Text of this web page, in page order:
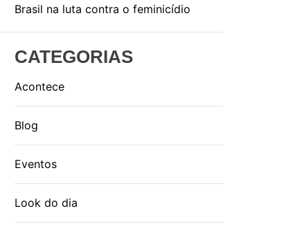
Brasil na luta contra o feminicídio
CATEGORIAS
Acontece
Blog
Eventos
Look do dia